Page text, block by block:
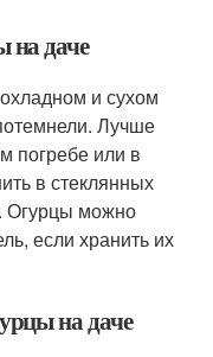
на даче
и сухом
Лучше
погребе или в
в стеклянных
Огурцы можно
если хранить их
на даче